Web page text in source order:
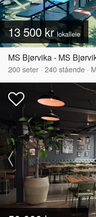
13 500 krlokalleie
MS Bjørvika - MS
200seter · 240stående ·